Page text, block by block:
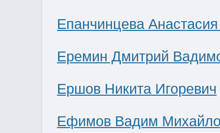
Епанчинцева
Еремин Дмитрий
Ершов Никита Игоревич
Ефимов Вадим